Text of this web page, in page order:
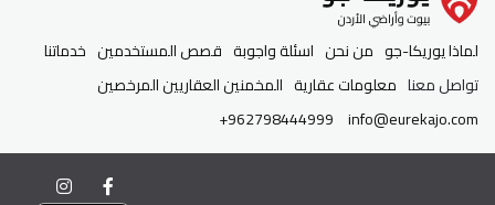
لماذا يوريكا-جو من نحن اسئلة واجوبة قصص المستخدمين خدماتنا
تواصل معنا معلومات عقارية المخمنين العقاريين المرخصين
info@eurekajo.com
+962798444999